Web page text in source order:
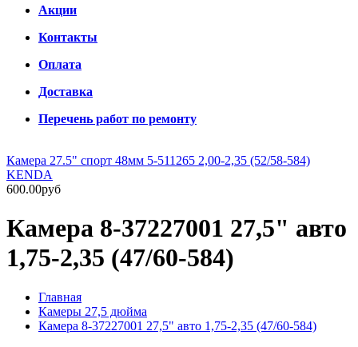
Акции
Контакты
Оплата
Доставка
Перечень работ по ремонту
Камера 27.5" спорт 48мм 5-511265 2,00-2,35 (52/58-584)
KENDA
600.00руб
Камера 8-37227001 27,5" авто
1,75-2,35 (47/60-584)
Главная
Камеры 27,5 дюйма
Камера 8-37227001 27,5" авто 1,75-2,35 (47/60-584)